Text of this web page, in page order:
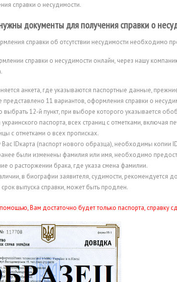
справки о несудимости.
документы для получения справки о
справки об отсутствии несудимости необходимо
справки о несудимости онлайн, через нашу
анкета, где указываются паспортные данные,
представлено 11 вариантов, оформления справки о
выбрать 12-й пункт, при выборе которого указывается
паспорта, всех страниц с отметками, включая
с отметками о всех прописках.
Вас IDкарта (паспорт нового образца), необходимы копии
были изменены фамилия или имя, необходимо
о расторжении брака, где указа смена фамилии.
в биографии заявителя, судимости, рекомендуется
срок выпуска справки, может быть продлен.
Вам достаточно будет только паспорта, справку